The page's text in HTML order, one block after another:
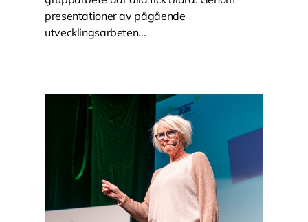
presentationer av pågående
utvecklingsarbeten...